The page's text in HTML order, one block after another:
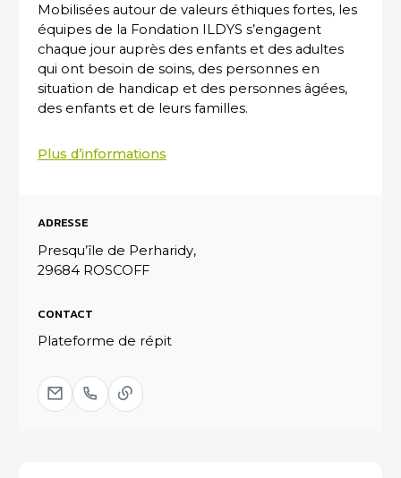
Mobilisées autour de valeurs éthiques fortes, les
équipes de la Fondation ILDYS s’engagent
chaque jour auprès des enfants et des adultes
qui ont besoin de soins, des personnes en
situation de handicap et des personnes âgées,
des enfants et de leurs familles.
Plus d’informations
ADRESSE
Presqu’île de Perharidy,
29684 ROSCOFF
CONTACT
Plateforme de répit